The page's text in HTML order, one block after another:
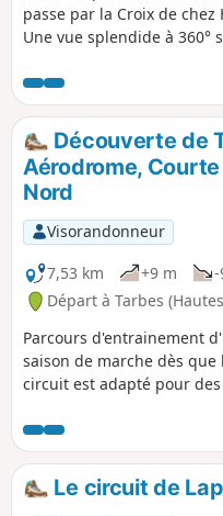
passe par la Croix de
Une vue splendide à 360°
Bénac, Hibarette, le Bois
Juillan), Odos et Laloubère.
Découverte de
Aérodrome,
Nord
Visorandonneur
7,53 km
+9 m -
Départ à Tarbes
Parcours d'entrainement
saison de marche dès
circuit est adapté pour
Le circuit de